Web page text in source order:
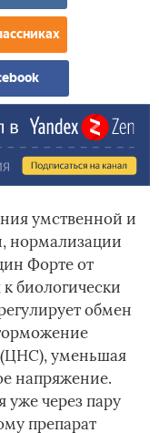
умственной и
нормализации
Форте от
биологически
обмен
уменьшая
напряжение.
уже через пару
препарат